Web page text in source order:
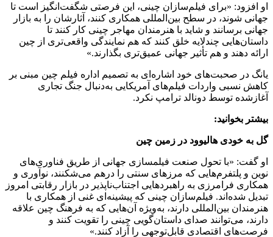
او افزود: «برای فیلم‌سازان چینی، این فرصتی شگفت‌انگیز است تا
جهانی شوند، در سطح بین‌المللی همکاری کنند، آثارشان را به بازار
جهانی برسانند و شاید با هنرمندان مهاجر چینی کار کنند تا
داستان‌هایی چندلایه خلق کنند که هم نمایندگی واقعی‌تری از چین
ارائه دهند و هم تأثیر جهانی عمیق‌تری بگذارند.»
یانگ در صحبت‌های خود اشاره‌ای به تصمیم اداره فیلم چین مبنی بر
کاهش نسبی واردات فیلم‌های آمریکایی به‌دنبال جنگ تجاری
آغازشده توسط دونالد ترامپ نکرد.
بیشتر بخوانید:
گل به خودی هالیوود در زمین چین
او گفت: «با تحول صنعت فیلمسازی جهانی از طریق فناوری‌های
نوین و پلتفرم‌هایی که مرزهای سنتی را درهم می‌شکنند، نوآوری و
همکاری فرامرزی به راهبردهایی اجتناب‌ناپذیر در بازار رقابتی امروز
تبدیل شده‌اند. فیلم‌سازان چینی که پیشینه‌ای غنی از همکاری با
هنرمندان بین‌المللی دارند، به‌ویژه آن‌هایی که به فرهنگ چین علاقه
دارند، می‌توانند صدای داستان‌گویی چینی را تقویت کنند و
فرصت‌های اقتصادی قابل‌توجهی را آزاد کنند.»